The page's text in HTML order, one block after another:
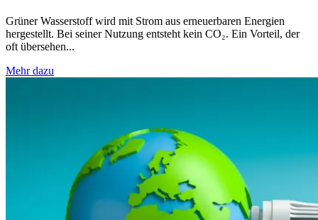
Grüner Wasserstoff wird mit Strom aus erneuerbaren Energien
hergestellt. Bei seiner Nutzung entsteht kein CO₂. Ein Vorteil, der
oft übersehen...
Mehr dazu